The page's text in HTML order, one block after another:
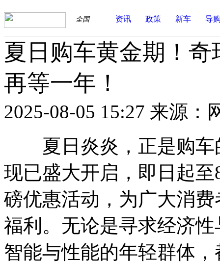
全国 资讯 政策 新车 导
夏日购车黄金期！
再等一年！
2025-08-05 15:27 来源：
夏日炎炎，正是购车
现已盛大开启，即日起
磅优惠活动，为广大消
福利。无论是寻求经济
智能与性能的年轻群体